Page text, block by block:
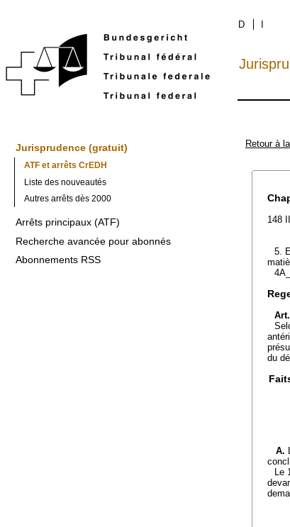
D
Jurisprudence (gratuit)
ATF et arrêts CrEDH
Liste des nouveautés
Autres arrêts dès 2000
Arrêts principaux (ATF)
Recherche avancée pour abonnés
Abonnements RSS
Retour à
148
5.
du
A.
Le